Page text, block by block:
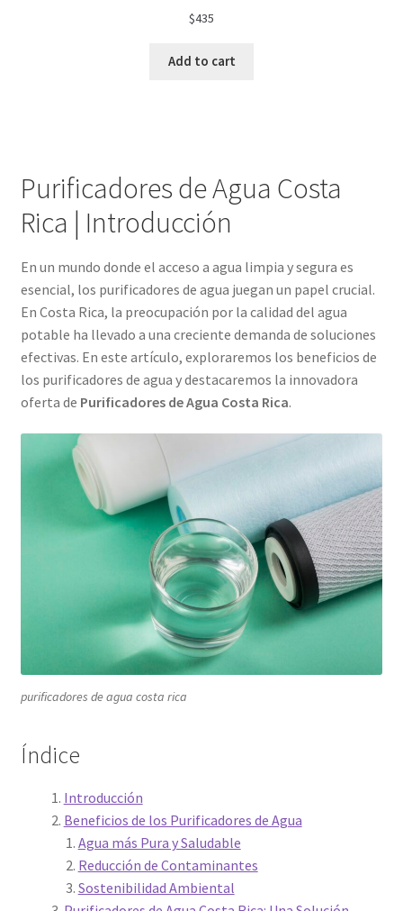
$435
Add to cart
Purificadores de Agua Costa
Rica | Introducción
En un mundo donde el acceso a agua limpia y segura es
esencial, los purificadores de agua juegan un papel crucial.
En Costa Rica, la preocupación por la calidad del agua
potable ha llevado a una creciente demanda de soluciones
efectivas. En este artículo, exploraremos los beneficios de
los purificadores de agua y destacaremos la innovadora
oferta de Purificadores de Agua Costa Rica.
purificadores de agua costa rica
Índice
Introducción
Beneficios de los Purificadores de Agua
Agua más Pura y Saludable
Reducción de Contaminantes
Sostenibilidad Ambiental